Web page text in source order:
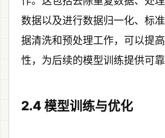
数据以及进行数据归一化、标
据清洗和预处理工作，可以提
性，为后续的模型训练提供可靠
2.4 模型训练与优化